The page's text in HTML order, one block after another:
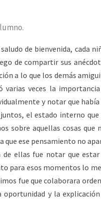
de bienvenida, cada
de compartir sus
a lo que los demás
veces la importancia
y notar que
el estado interno
sobre aquellas cosas que
ese pensamiento no
ellas fue notar que
para esos momentos lo
fue que colaborara
oportunidad y la